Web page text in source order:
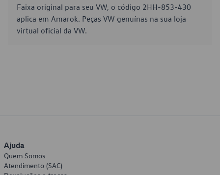
Faixa original para seu VW, o código 2HH-853-430
aplica em Amarok. Peças VW genuínas na sua loja
virtual oficial da VW.
Ajuda
Quem Somos
Atendimento (SAC)